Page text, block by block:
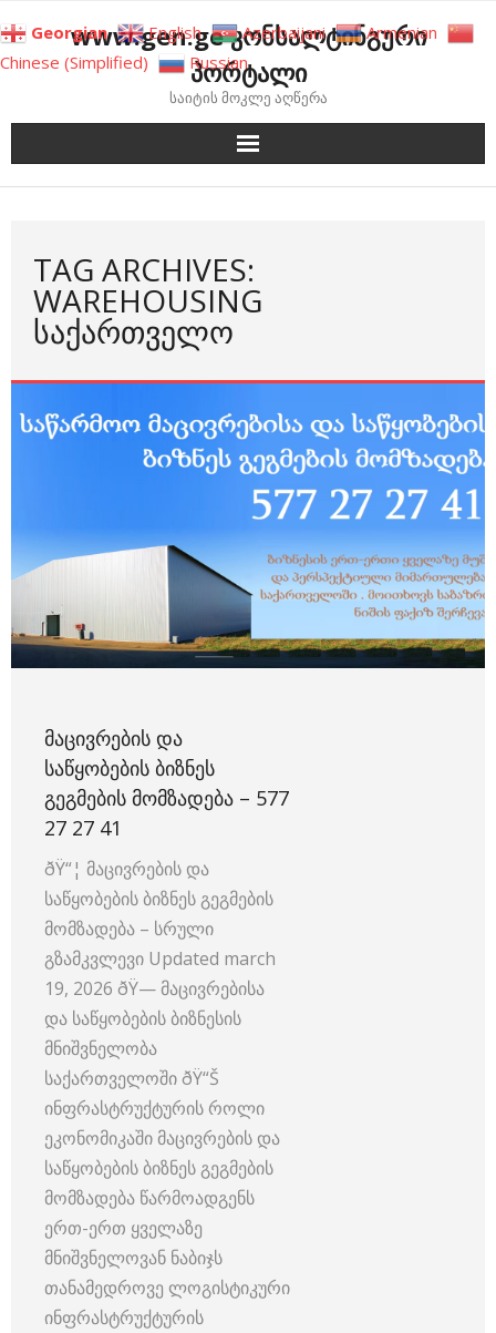
to
content
www.gen.ge კონსალტინგური
პორტალი
საიტის მოკლე აღწერა
TAG ARCHIVES:
WAREHOUSING
ᲡᲐᲥᲐᲠᲗᲕᲔᲚᲝ
ᲛᲐᲪᲘᲕᲠᲔᲑᲘᲡ ᲓᲐ
ᲡᲐᲬᲧᲝᲑᲔᲑᲘᲡ ᲑᲘᲖᲜᲔᲡ
ᲒᲔᲒᲛᲔᲑᲘᲡ ᲛᲝᲛᲖᲐᲓᲔᲑᲐ – 577
27 27 41
ðŸ“¦ მაცივრების და
საწყობების ბიზნეს გეგმების
მომზადება – სრული
გზამკვლევი Updated march
19, 2026 ðŸ—️ მაცივრებისა
და საწყობების ბიზნესის
მნიშვნელობა
საქართველოში ðŸ“Š
ინფრასტრუქტურის როლი
ეკონომიკაში მაცივრების და
საწყობების ბიზნეს გეგმების
მომზადება წარმოადგენს
ერთ-ერთ ყველაზე
მნიშვნელოვან ნაბიჯს
თანამედროვე ლოგისტიკური
ინფრასტრუქტურის
Georgian English Azerbaijani
Armenian
Chinese (Simplified)
Russian